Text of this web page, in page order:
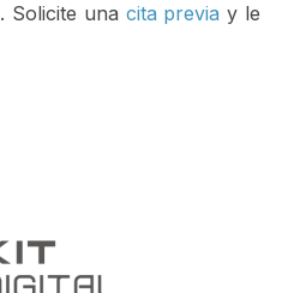
. Solicite una cita previa y le